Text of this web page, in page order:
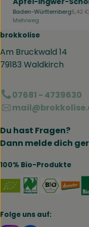
, Herkunft:
Baden-Württemberg,5,42 €
Mehrweg
brokkolise
Am Bruckwald 14
79183 Waldkirch
07681 - 4739630
Du hast Fragen?
Dann melde dich
100% Bio-Produkte
Externer
Folge uns auf: